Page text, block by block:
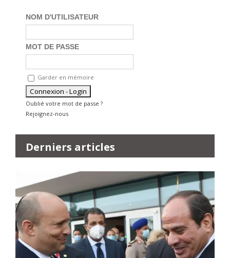
NOM D'UTILISATEUR
MOT DE PASSE
Garder en mémoire
Oublié votre mot de passe ?
Rejoignez-nous
Derniers articles